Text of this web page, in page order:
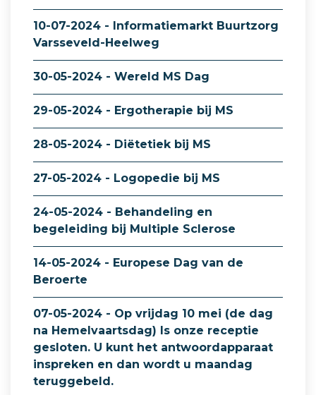
10-07-2024 - Informatiemarkt Buurtzorg
Varsseveld-Heelweg
30-05-2024 - Wereld MS Dag
29-05-2024 - Ergotherapie bij MS
28-05-2024 - Diëtetiek bij MS
27-05-2024 - Logopedie bij MS
24-05-2024 - Behandeling en
begeleiding bij Multiple Sclerose
14-05-2024 - Europese Dag van de
Beroerte
07-05-2024 - Op vrijdag 10 mei (de dag
na Hemelvaartsdag) Is onze receptie
gesloten. U kunt het antwoordapparaat
inspreken en dan wordt u maandag
teruggebeld.